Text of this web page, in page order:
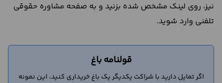
نیز، روی لینک مشخص شده بزنید و به صفحه مشاوره حقوقی
تلفنی وارد شوید.
قولنامه باغ
اگر تمایل دارید با شراکت یکدیگر یک باغ خریداری کنید، این نمونه